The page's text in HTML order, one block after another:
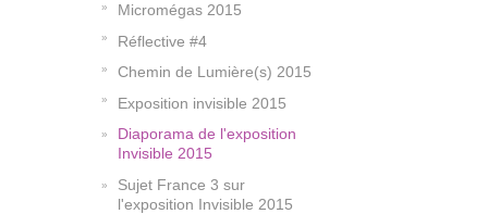
Micromégas 2015
Réflective #4
Chemin de Lumière(s) 2015
Exposition invisible 2015
Diaporama de l'exposition
Invisible 2015
Sujet France 3 sur
l'exposition Invisible 2015